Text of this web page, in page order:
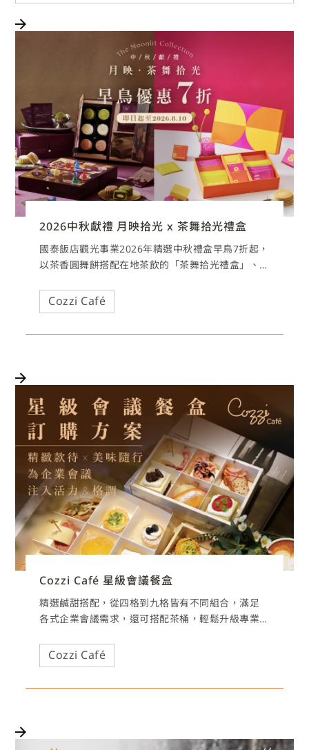
2026中秋獻禮 月映拾光 x 茶舞拾光禮盒
國泰飯店觀光事業2026年精選中秋禮盒早鳥7折起，
以茶香圓舞餅搭配在地茶飲的「茶舞拾光禮盒」、
版住宿券的「月映拾光禮盒」，兩款截然不同的禮
盒設計演繹屬於當代的節慶款待。
Cozzi Café
Cozzi Café 星級會議餐盒
精選鹹甜搭配，從四格到九格皆有不同組合，滿足
各式企業會議需求，還可搭配茶桶，輕鬆升級專業
Cozzi Café